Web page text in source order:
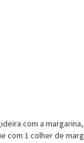
com a
com 1 colher de